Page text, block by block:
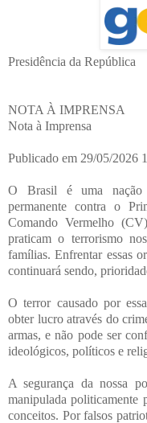
Presidência da República
NOTA À IMPRENSA
Nota à Imprensa
Publicado em 29/05/2026
O Brasil é uma nação
permanente contra o
Comando Vermelho
praticam o terrorismo
famílias. Enfrentar essas
continuará sendo,
O terror causado por
obter lucro através do
armas, e não pode ser
ideológicos, políticos e
A segurança da nossa
manipulada politicamente
conceitos. Por falsos